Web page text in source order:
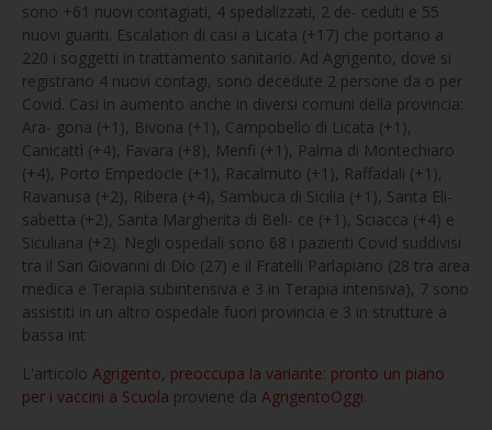
sono +61 nuovi contagiati, 4 spedalizzati, 2 de- ceduti e 55
nuovi guariti. Escalation di casi a Licata (+17) che portano a
220 i soggetti in trattamento sanitario. Ad Agrigento, dove si
registrano 4 nuovi contagi, sono decedute 2 persone da o per
Covid. Casi in aumento anche in diversi comuni della provincia:
Ara- gona (+1), Bivona (+1), Campobello di Licata (+1),
Canicattì (+4), Favara (+8), Menfi (+1), Palma di Montechiaro
(+4), Porto Empedocle (+1), Racalmuto (+1), Raffadali (+1),
Ravanusa (+2), Ribera (+4), Sambuca di Sicilia (+1), Santa Eli-
sabetta (+2), Santa Margherita di Beli- ce (+1), Sciacca (+4) e
Siculiana (+2). Negli ospedali sono 68 i pazienti Covid suddivisi
tra il San Giovanni di Dio (27) e il Fratelli Parlapiano (28 tra area
medica e Terapia subintensiva e 3 in Terapia intensiva), 7 sono
assistiti in un altro ospedale fuori provincia e 3 in strutture a
bassa int
L'articolo Agrigento, preoccupa la variante: pronto un piano
per i vaccini a Scuola proviene da AgrigentoOggi.